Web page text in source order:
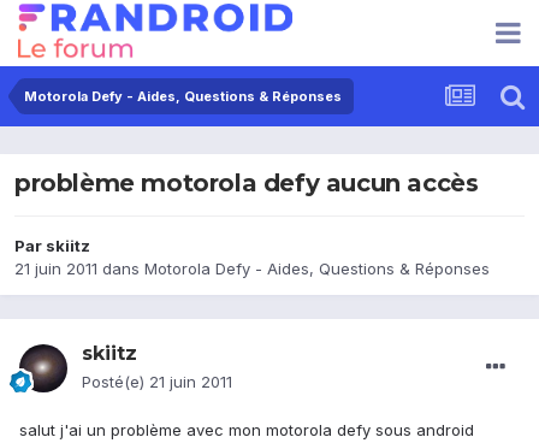
Motorola Defy - Aides, Questions & Réponses
problème motorola defy aucun accès
Par skiitz
21 juin 2011 dans Motorola Defy - Aides, Questions & Réponses
skiitz
Posté(e) 21 juin 2011
salut j'ai un problème avec mon motorola defy sous android